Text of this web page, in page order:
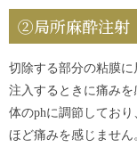
②局所麻酔注射
切除する部分の粘膜に
注入するときに痛み
体のphに調節してお
ほど痛みを感じません